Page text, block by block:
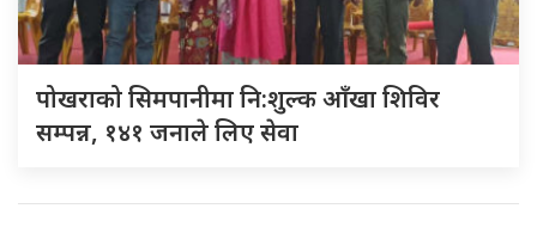
पोखराको सिमपानीमा नि:शुल्क आँखा शिविर
सम्पन्न, १४१ जनाले लिए सेवा